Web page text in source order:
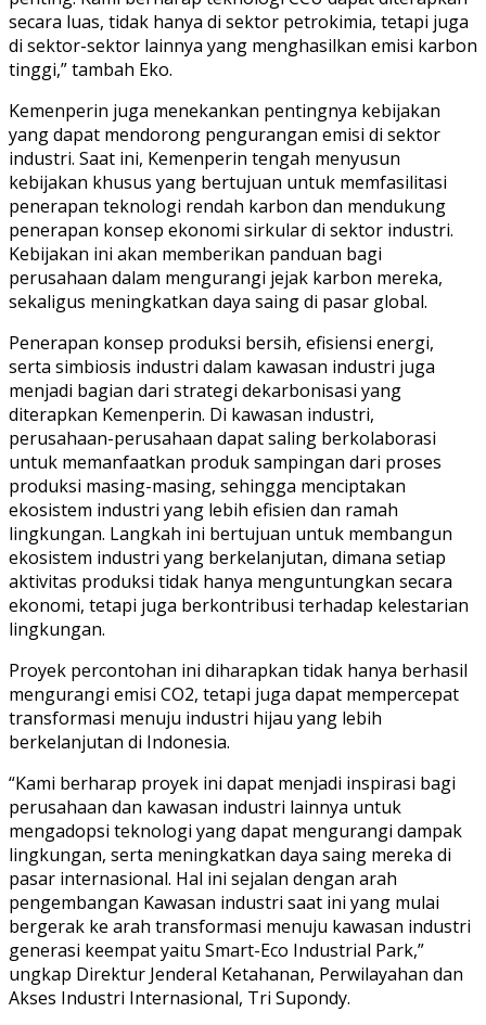
secara luas, tidak hanya di sektor petrokimia, tetapi juga
di sektor-sektor lainnya yang menghasilkan emisi karbon
tinggi,” tambah Eko.
Kemenperin juga menekankan pentingnya kebijakan
yang dapat mendorong pengurangan emisi di sektor
industri. Saat ini, Kemenperin tengah menyusun
kebijakan khusus yang bertujuan untuk memfasilitasi
penerapan teknologi rendah karbon dan mendukung
penerapan konsep ekonomi sirkular di sektor industri.
Kebijakan ini akan memberikan panduan bagi
perusahaan dalam mengurangi jejak karbon mereka,
sekaligus meningkatkan daya saing di pasar global.
Penerapan konsep produksi bersih, efisiensi energi,
serta simbiosis industri dalam kawasan industri juga
menjadi bagian dari strategi dekarbonisasi yang
diterapkan Kemenperin. Di kawasan industri,
perusahaan-perusahaan dapat saling berkolaborasi
untuk memanfaatkan produk sampingan dari proses
produksi masing-masing, sehingga menciptakan
ekosistem industri yang lebih efisien dan ramah
lingkungan. Langkah ini bertujuan untuk membangun
ekosistem industri yang berkelanjutan, dimana setiap
aktivitas produksi tidak hanya menguntungkan secara
ekonomi, tetapi juga berkontribusi terhadap kelestarian
lingkungan.
Proyek percontohan ini diharapkan tidak hanya berhasil
mengurangi emisi CO2, tetapi juga dapat mempercepat
transformasi menuju industri hijau yang lebih
berkelanjutan di Indonesia.
“Kami berharap proyek ini dapat menjadi inspirasi bagi
perusahaan dan kawasan industri lainnya untuk
mengadopsi teknologi yang dapat mengurangi dampak
lingkungan, serta meningkatkan daya saing mereka di
pasar internasional. Hal ini sejalan dengan arah
pengembangan Kawasan industri saat ini yang mulai
bergerak ke arah transformasi menuju kawasan industri
generasi keempat yaitu Smart-Eco Industrial Park,”
ungkap Direktur Jenderal Ketahanan, Perwilayahan dan
Akses Industri Internasional, Tri Supondy.